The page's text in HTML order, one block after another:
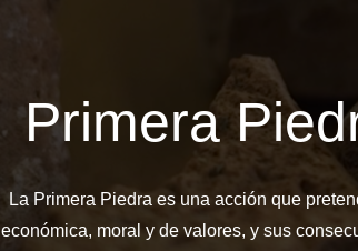
Primera
La Primera Piedra es una acción que
económica, moral y de valores, y sus